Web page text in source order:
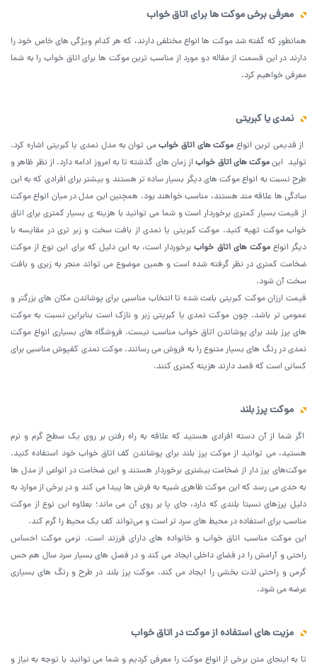
معرفی برخی موکت ها برای اتاق خواب‌
همانطور که گفته شد موکت ها انواع مختلفی دارند، که هر کدام ویژگی های خاص خود را
دارند در این قسمت از مقاله دو مورد از مناسب ترین موکت ها برای اتاق خواب را به شما
معرفی خواهیم کرد.
نمدی یا کبریتی
از قدیمی ترین انواع موکت های اتاق خوابمی‌ توان به مدل نمدی یا کبریتی اشاره کرد.
تولید اینموکت های اتاق خواباز زمان های گذشته تا به امروز ادامه دارد. از نظر ظاهر و
طرح نسبت به انواع موکت های دیگر بسیار ساده تر هستند و بیشتر برای افرادی که به این
سادگی ها علاقه مند هستند، مناسب خواهند بود. همچنین این مدل در میان انواع موکت
از قیمت بسیار کمتری برخوردار است و شما می‌ توانید با هزینه‌ ی بسیار کمتری برای اتاق
خواب موکت تهیه کنید. موکت کبریتی یا نمدی از بافت سخت و زبر تری در مقایسه با
دیگر انواعموکت های اتاق خواببرخوردار است، به این دلیل که برای این نوع از موکت
ضخامت کمتری در نظر گرفته شده است و همین موضوع می ‌تواند منجر به زبری و بافت
سخت آن شود.
قیمت ارزان موکت کبریتی باعث شده تا انتخاب مناسبی برای پوشاندن مکان های بزرگتر و
عمومی تر باشد. چون موکت نمدی یا کبریتی زبر و نازک است بنابراین نسبت به موکت
های پرز بلند برای پوشاندن اتاق خواب مناسب نیست. فروشگاه های بسیاری انواع موکت
نمدی در رنگ های بسیار متنوع را به فروش می رسانند. موکت نمدی کفپوش مناسبی برای
کسانی است که قصد دارند هزینه کمتری کنند.
موکت پرز بلند
اگر شما از آن دسته افرادی هستید که علاقه به راه رفتن بر روی یک سطح گرم و نرم
هستید، می ‌توانید از موکت پرز بلند برای پوشاندن کف اتاق خواب خود استفاده کنید.
موکت‌های پرز دار از ضخامت بیشتری برخوردار هستند و این ضخامت در انواعی از مدل ‌ها
به حدی می‌ رسد که این موکت ظاهری شبیه به فرش ها پیدا می ‌کند و در برخی از موارد به
دلیل پرزهای نسبتا بلندی که دارد، جای پا بر روی آن می ‌ماند؛ بعلاوه این نوع از موکت
مناسب برای استفاده در محیط ‌های سرد تر است و می‌تواند کف یک محیط را گرم کند.
این موکت مناسب اتاق خواب و خانواده های دارای فرزند است. نرمی موکت احساس
راحتی و آرامش را در فضای داخلی ایجاد می کند و در فصل های بسیار سرد سال هم حس
گرمی و راحتی لذت بخشی را ایجاد می کند. موکت پرز بلند در طرح و رنگ های بسیاری
عرضه می شود.
مزیت‌ های استفاده از موکت در اتاق خواب
تا به اینجای متن برخی از انواع موکت را معرفی کردیم و شما می‌ توانید با توجه به نیاز و